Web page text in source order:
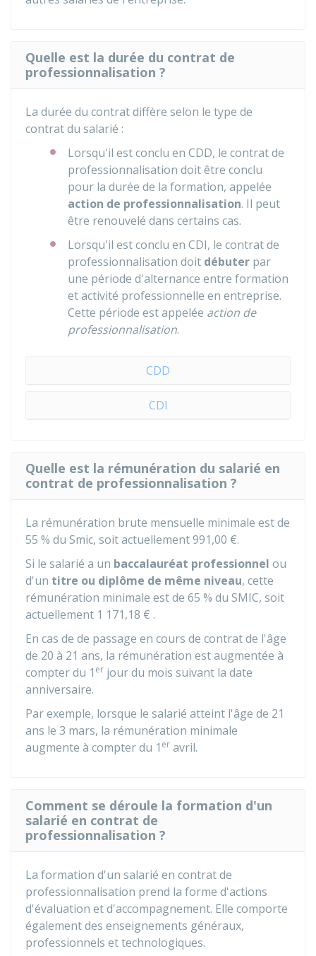
Quelle est la durée du contrat de
professionnalisation ?
La durée du contrat diffère selon le type de
contrat du salarié :
Lorsqu'il est conclu en CDD, le contrat de
professionnalisation doit être conclu
pour la durée de la formation, appelée
action de professionnalisation. Il peut
être renouvelé dans certains cas.
Lorsqu'il est conclu en CDI, le contrat de
professionnalisation doit débuter par
une période d'alternance entre formation
et activité professionnelle en entreprise.
Cette période est appelée action de
professionnalisation.
CDD
CDI
Quelle est la rémunération du salarié en
contrat de professionnalisation ?
La rémunération brute mensuelle minimale est de
55 % du Smic, soit actuellement991,00 €.
Si le salarié a un baccalauréat professionnel ou
d'un titre ou diplôme de même niveau, cette
rémunération minimale est de 65 % du SMIC, soit
actuellement 1 171,18 € .
En cas de de passage en cours de contrat de l'âge
de 20 à 21 ans, la rémunération est augmentée à
compter du 1 er jour du mois suivant la date
anniversaire.
Par exemple, lorsque le salarié atteint l'âge de 21
ans le 3 mars, la rémunération minimale
augmente à compter du 1 er avril.
Comment se déroule la formation d'un
salarié en contrat de
professionnalisation ?
La formation d'un salarié en contrat de
professionnalisation prend la forme d'actions
d'évaluation et d'accompagnement. Elle comporte
également des enseignements généraux,
professionnels et technologiques.